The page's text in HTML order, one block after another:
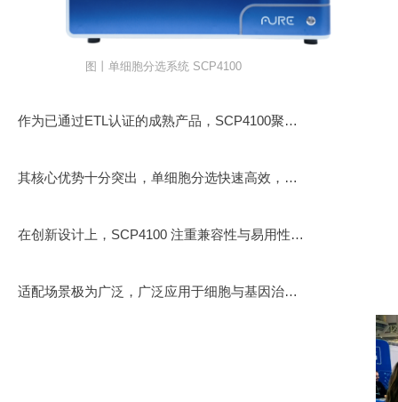
图丨单细胞分选系统 SCP4100
作为已通过ETL认证的成熟产品，SCP4100聚焦单细胞分选核心需求，凭借快速高效、稳定可靠的性能，成为细胞与基因治疗、体外诊断等多个领域的优选设备，兼具实用性与创新性，适配各类实验室长期使用需求。
其核心优势十分突出，单细胞分选快速高效，搭载AI驱动的优质细胞智能识别技术，可精准识别优质细胞，确保单克隆性，避免杂细胞干扰实验结果；采用全程无接触式操作模式，彻底杜绝交叉污染，保障细胞活性与实验纯度；采用模块化架构设计，设备运行稳定可靠，后期维护便捷，适配各类实验室长期、高频次的使用需求。
在创新设计上，SCP4100 注重兼容性与易用性双重提升，机身尺寸紧凑，可直接放置于生物安全柜内使用，无需对实验室原有设备进行大规模改造，有效降低企业与科研机构的投入成本；同时设备操作便捷、易上手，维护成本低，完美满足高通量、规模化实验需求，大幅提升实验效率。
适配场景极为广泛，广泛应用于细胞与基因治疗（CGT）、体外诊断（IVD）、生物药研发、单细胞组学、合成生物学等多个生物医药前沿领域，为各类科研与产业化项目提供核心技术支持，助力企业加速产品研发与产业化进程，推动行业技术升级。